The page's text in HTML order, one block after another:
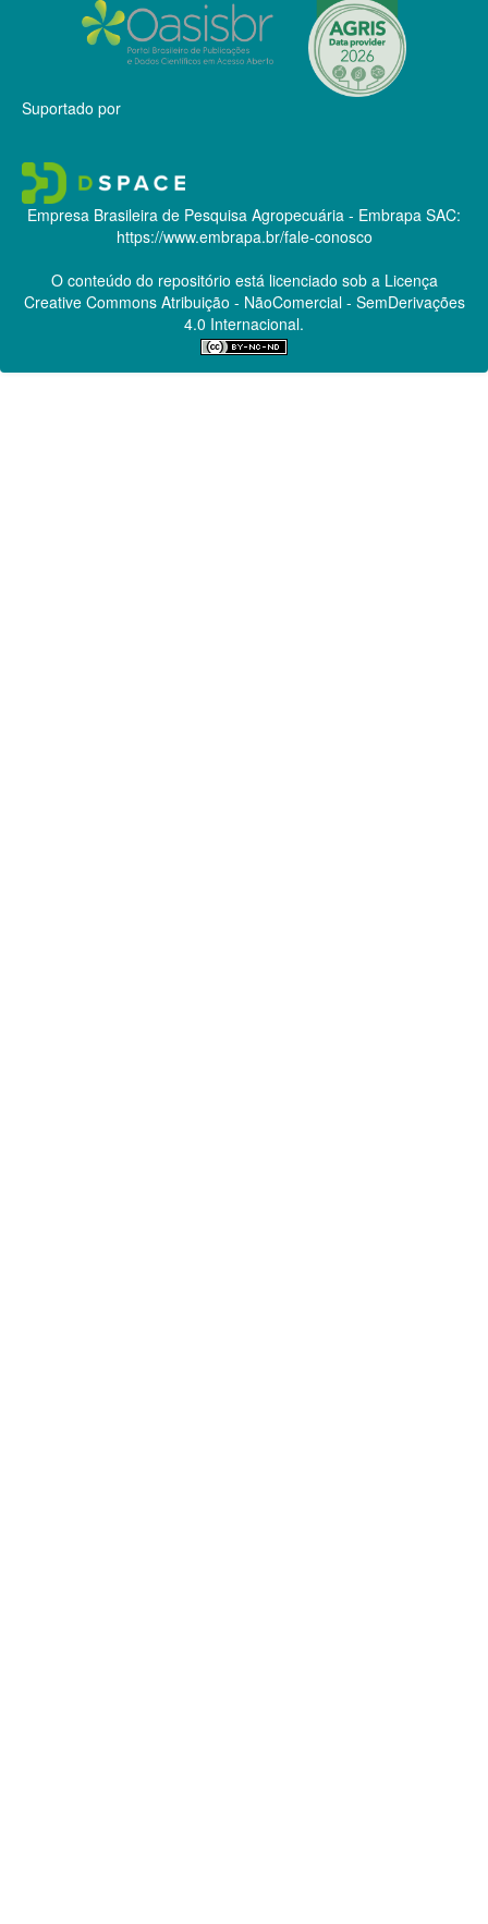
Suportado por
Empresa Brasileira de Pesquisa Agropecuária - Embrapa SAC:
https://www.embrapa.br/fale-conosco
O conteúdo do repositório está licenciado sob a Licença
Creative CommonsAtribuição - NãoComercial - SemDerivações
4.0 Internacional.